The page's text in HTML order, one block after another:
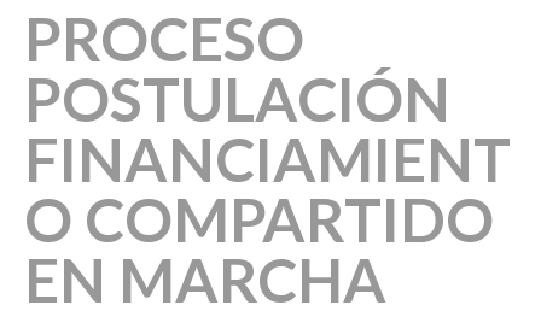
PROCESO
POSTULACIÓN
FINANCIAMIENT
O COMPARTIDO
EN MARCHA